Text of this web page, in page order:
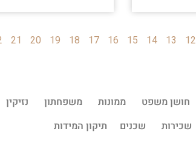
12
13
14
15
16
17
18
19
20
21
חושן משפט ממונות משפחתון נזיקין
שכירות
שכנים תיקון המידות